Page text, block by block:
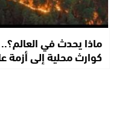
ماذا يحدث في
كوارث محلية إلى أزمة